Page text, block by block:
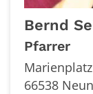
Bernd
Pfarrer
Marienplatz
66538